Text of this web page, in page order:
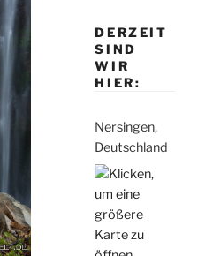
DERZEIT
SIND
WIR
HIER:
Nersingen,
Deutschland